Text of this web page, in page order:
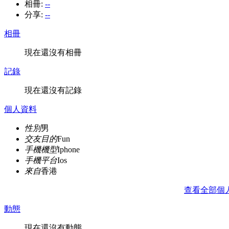
相冊: --
分享: --
相冊
現在還沒有相冊
記錄
現在還沒有記錄
個人資料
性別男
交友目的Fun
手機機型Iphone
手機平台Ios
來自香港
查看全部個
動態